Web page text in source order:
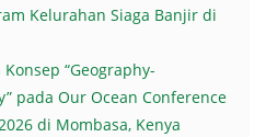
Kelurahan Siaga Banjir di
“Geography-
pada Our Ocean Conference
di Mombasa, Kenya